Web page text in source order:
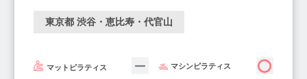
東京都 渋谷・恵比寿・代官山
マットピラティス マシンピラティス